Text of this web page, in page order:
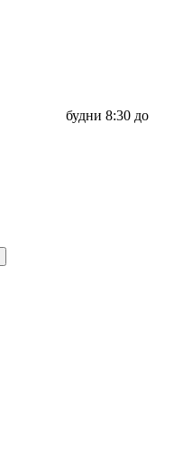
будни 8:30 до